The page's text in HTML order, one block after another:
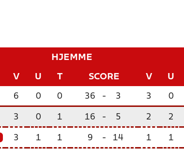
HJEMME
V U T SCORE V U
6 0 0 36 - 3 3 0
3 0 1 16 - 5 2 2
3 1 1 9 - 14 1 1